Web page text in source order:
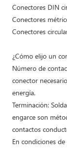
Conectores DIN
Conectores
Conectores
¿Cómo elijo un
Número de
conector
energía.
Terminación:
engarce son
contactos
En condiciones